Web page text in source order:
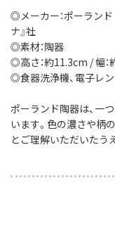
◎メーカー：ポーラン
ナ』社
◎素材：陶器
◎高さ：約11.3cm / 幅
◎食器洗浄機、電子レン
ポーランド陶器は、一
います。色の濃さや柄
とご理解いただいたう